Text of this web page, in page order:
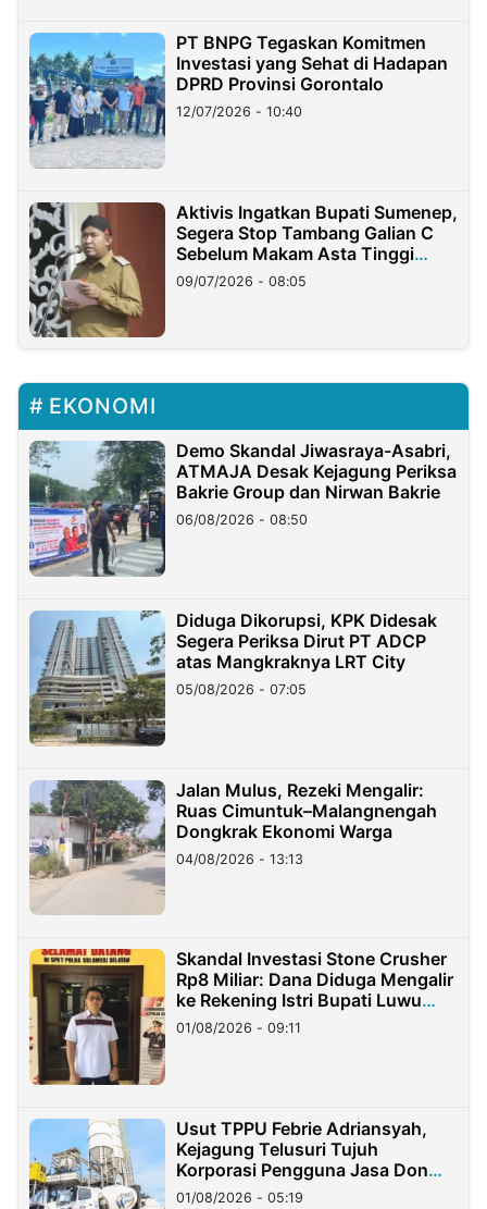
PT BNPG Tegaskan Komitmen
Investasi yang Sehat di Hadapan
DPRD Provinsi Gorontalo
12/07/2026 - 10:40
Aktivis Ingatkan Bupati Sumenep,
Segera Stop Tambang Galian C
Sebelum Makam Asta Tinggi
Longsor
09/07/2026 - 08:05
EKONOMI
Demo Skandal Jiwasraya-Asabri,
ATMAJA Desak Kejagung Periksa
Bakrie Group dan Nirwan Bakrie
06/08/2026 - 08:50
Diduga Dikorupsi, KPK Didesak
Segera Periksa Dirut PT ADCP
atas Mangkraknya LRT City
05/08/2026 - 07:05
Jalan Mulus, Rezeki Mengalir:
Ruas Cimuntuk–Malangnengah
Dongkrak Ekonomi Warga
04/08/2026 - 13:13
Skandal Investasi Stone Crusher
Rp8 Miliar: Dana Diduga Mengalir
ke Rekening Istri Bupati Luwu
Timur
01/08/2026 - 09:11
Usut TPPU Febrie Adriansyah,
Kejagung Telusuri Tujuh
Korporasi Pengguna Jasa Don
Ritto
01/08/2026 - 05:19